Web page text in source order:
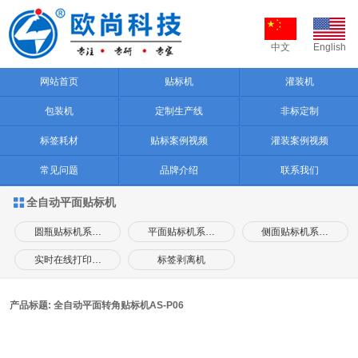
中文 English
网站首页 贴标机 灌装机
包装机 定制生产线 非标定制
标签耗材 贴标案例视频 灌装案例视频
常见问题 品牌介绍 联系我们
 全自动平面贴标机
圆瓶贴标机系… 平面贴标机系… 侧面贴标机系…
实时在线打印… 标签剥离机
产品标题: 全自动平面转角贴标机AS-P06